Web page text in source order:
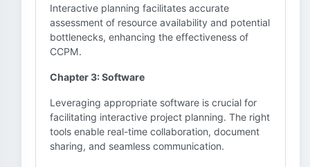
Interactive planning facilitates accurate
assessment of resource availability and potential
bottlenecks, enhancing the effectiveness of
CCPM.
Chapter 3: Software
Leveraging appropriate software is crucial for
facilitating interactive project planning. The right
tools enable real-time collaboration, document
sharing, and seamless communication.